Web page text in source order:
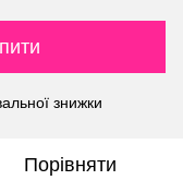
знижки
Порівняти